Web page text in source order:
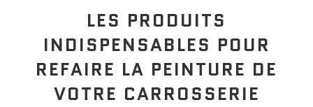
LES PRODUITS
INDISPENSABLES POUR
REFAIRE LA PEINTURE DE
VOTRE CARROSSERIE